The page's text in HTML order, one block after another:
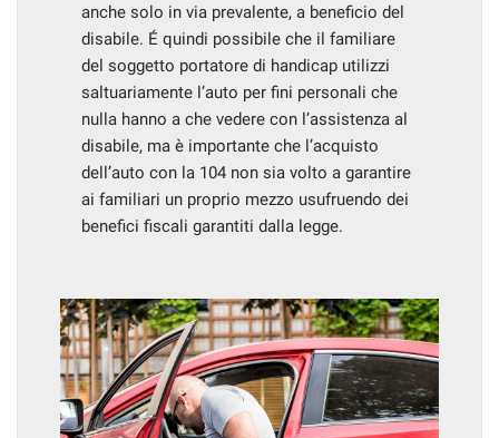
anche solo in via prevalente, a beneficio del
disabile. É quindi possibile che il familiare
del soggetto portatore di handicap utilizzi
saltuariamente l’auto per fini personali che
nulla hanno a che vedere con l’assistenza al
disabile, ma è importante che l’acquisto
dell’auto con la 104 non sia volto a garantire
ai familiari un proprio mezzo usufruendo dei
benefici fiscali garantiti dalla legge.